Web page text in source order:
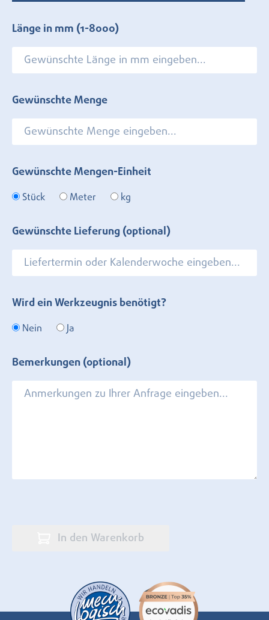
Länge in mm (1-8000)
Gewünschte Menge
Gewünschte Mengen-Einheit
Stück Meter kg
Gewünschte Lieferung (optional)
Wird ein Werkzeugnis benötigt?
Nein Ja
Bemerkungen (optional)
In den Warenkorb